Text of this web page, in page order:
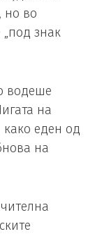
но во
знак
водеше
на
еден од
на